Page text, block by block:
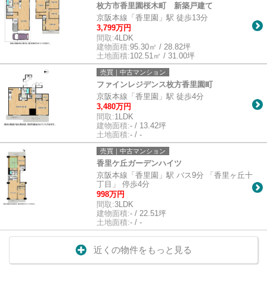
枚方市香里園桜木町 新築戸建て
京阪本線「香里園」駅 徒歩13分
3,799万円
間取:4LDK
建物面積:95.30㎡ / 28.82坪
土地面積:102.51㎡ / 31.00坪
売買｜中古マンション
ファインレジデンス枚方香里園町
京阪本線「香里園」駅 徒歩4分
3,480万円
間取:1LDK
建物面積:- / 13.42坪
土地面積:- / -
売買｜中古マンション
香里ケ丘ガーデンハイツ
京阪本線「香里園」駅 バス9分 「香里ヶ丘十
丁目」 停歩4分
998万円
間取:3LDK
建物面積:- / 22.51坪
土地面積:- / -
近くの物件をもっと見る